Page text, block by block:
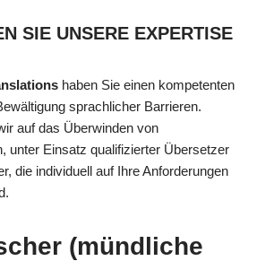
SIE UNSERE EXPERTISE
haben Sie einen kompetenten
sprachlicher Barrieren.
auf das Überwinden von
unter Einsatz qualifizierter Übersetzer
die individuell auf Ihre Anforderungen
(mündliche